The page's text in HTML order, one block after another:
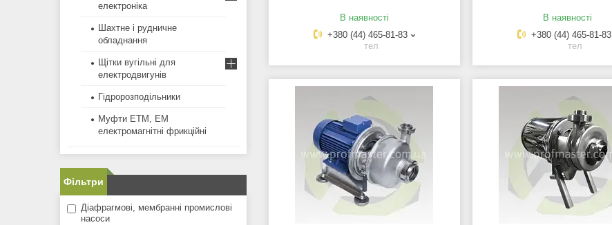
В наявності
+380 (44) 465-81-83
тел
В наявності
+380 (44) 465-81-83
тел
електроніка
Шахтне і рудничне
обладнання
Щітки вугільні для
електродвигунів
Гідророзподільники
Муфти ЕТМ, ЕМ
електромагнітні фрикційні
Фільтри
Діафрагмові, мембранні промислові
насоси